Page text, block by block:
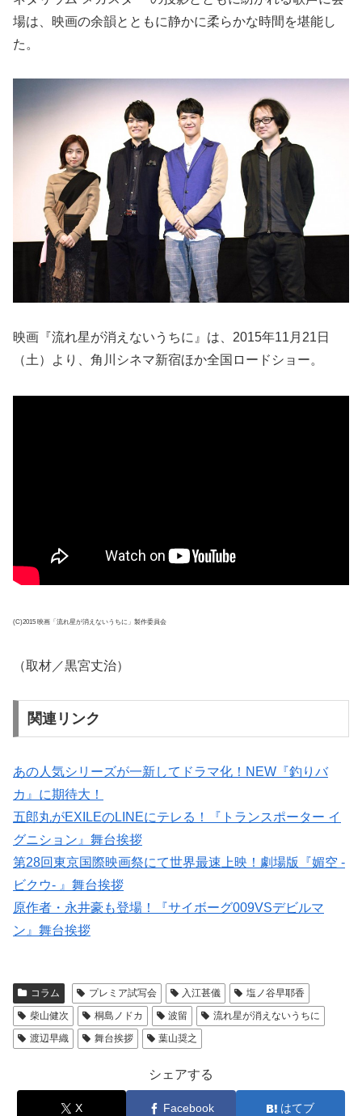
場は、映画の余韻とともに静かに柔らかな時間を堪能し
た。
映画『流れ星が消えないうちに』は、2015年11月21日
（土）より、角川シネマ新宿ほか全国ロードショー。
(C)2015 映画「流れ星が消えないうちに」製作委員会
（取材／黒宮丈治）
関連リンク
あの人気シリーズが一新してドラマ化！NEW『釣りバ
カ』に期待大！
五郎丸がEXILEのLINEにテレる！『トランスポーター イ
グニション』舞台挨拶
第28回東京国際映画祭にて世界最速上映！劇場版『媚空 -
ビクウ- 』舞台挨拶
原作者・永井豪も登場！『サイボーグ009VSデビルマ
ン』舞台挨拶
コラム プレミア試写会 入江甚儀
塩ノ谷早耶香
柴山健次
桐島ノドカ 波留
流れ星が消えないうちに
渡辺早織
舞台挨拶 葉山奨之
シェアする
X Facebook はてブ